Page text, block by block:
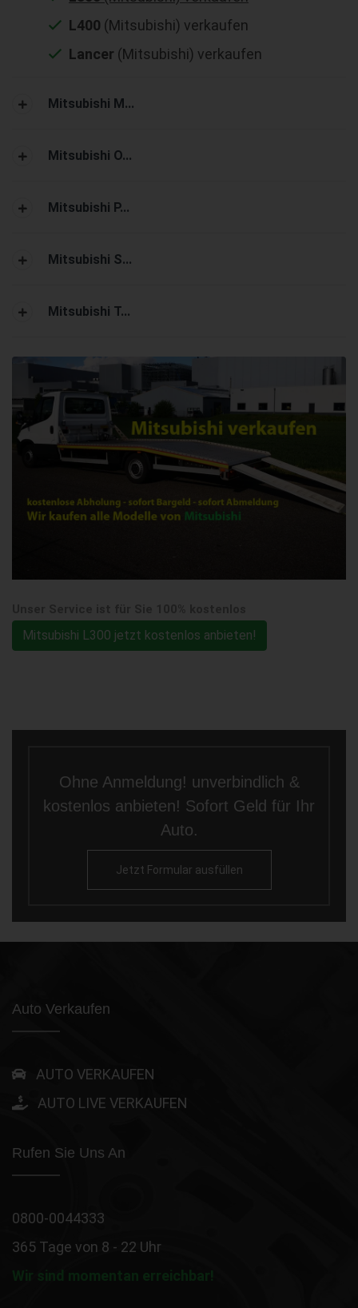
L400 (Mitsubishi) verkaufen
Lancer (Mitsubishi) verkaufen
Mitsubishi M...
Mitsubishi O...
Mitsubishi P...
Mitsubishi S...
Mitsubishi T...
Mitsubishi L300 jetzt kostenlos anbieten!
Ohne Anmeldung! unverbindlich &
kostenlos anbieten! Sofort Geld für Ihr
Auto.
Jetzt Formular ausfüllen
Auto Verkaufen
AUTO VERKAUFEN
AUTO LIVE VERKAUFEN
Rufen Sie Uns An
0800-0044333
365 Tage von 8 - 22 Uhr
Wir sind momentan erreichbar!